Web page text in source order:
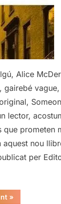
Alice
gairebé
lector,
que prometen
nou
per
“Algú,
»